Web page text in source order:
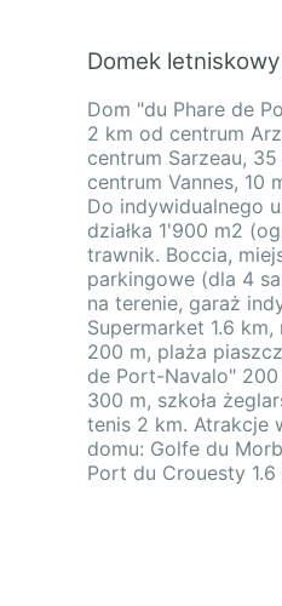
Domek letniskowy
Dom "du Phare de
2 km od centrum
centrum Sarzeau,
centrum Vannes, 10
Do indywidualnego
działka 1'900 m2
trawnik. Boccia,
parkingowe (dla 4
na terenie, garaż
Supermarket 1.6 km,
200 m, plaża
de Port-Navalo" 200
300 m, szkoła
tenis 2 km. Atrakcje
domu: Golfe du
Port du Crouesty 1.6